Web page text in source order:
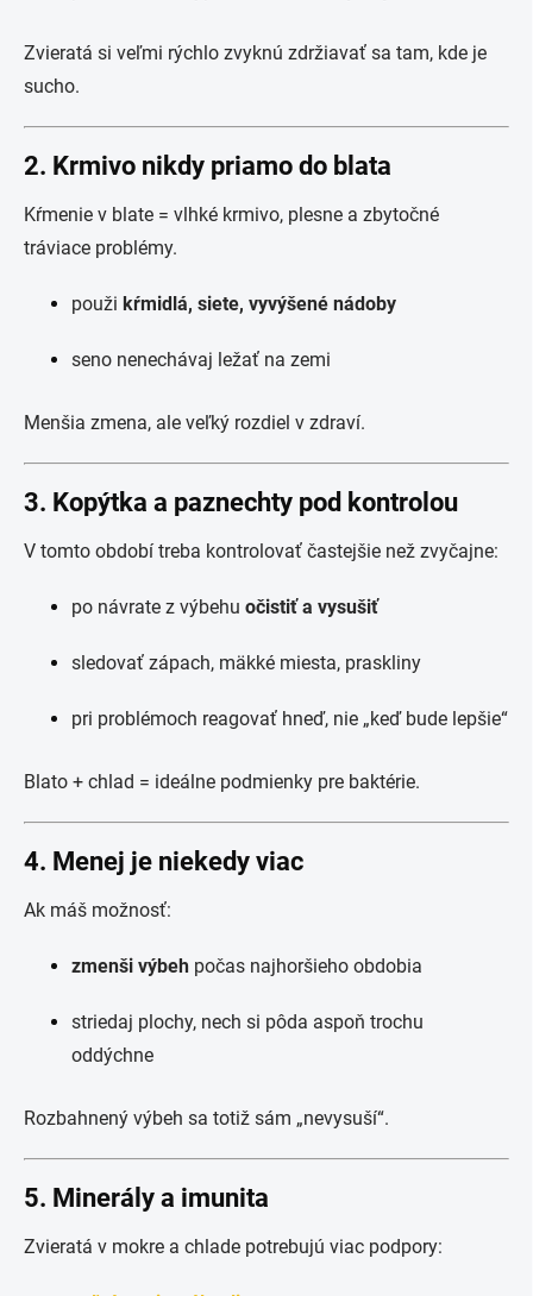
Zvieratá si veľmi rýchlo zvyknú zdržiavať sa tam, kde je
sucho.
2. Krmivo nikdy priamo do blata
Kŕmenie v blate = vlhké krmivo, plesne a zbytočné
tráviace problémy.
použi kŕmidlá, siete, vyvýšené nádoby
seno nenechávaj ležať na zemi
Menšia zmena, ale veľký rozdiel v zdraví.
3. Kopýtka a paznechty pod kontrolou
V tomto období treba kontrolovať častejšie než zvyčajne:
po návrate z výbehu očistiť a vysušiť
sledovať zápach, mäkké miesta, praskliny
pri problémoch reagovať hneď, nie „keď bude lepšie“
Blato + chlad = ideálne podmienky pre baktérie.
4. Menej je niekedy viac
Ak máš možnosť:
zmenši výbeh počas najhoršieho obdobia
striedaj plochy, nech si pôda aspoň trochu
oddýchne
Rozbahnený výbeh sa totiž sám „nevysuší“.
5. Minerály a imunita
Zvieratá v mokre a chlade potrebujú viac podpory: